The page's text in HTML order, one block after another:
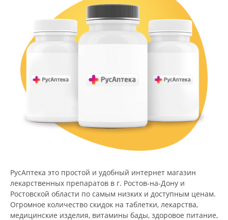
РусАптека это простой и удобный интернет магазин
лекарственных препаратов в г. Ростов-на-Дону и
Ростовской области по самым низких и доступным ценам.
Огромное количество скидок на таблетки, лекарства,
медицинские изделия, витамины бады, здоровое питание,